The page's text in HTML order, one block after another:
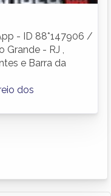
- ID 88*147906 /
- RJ ,
e Barra da
dos